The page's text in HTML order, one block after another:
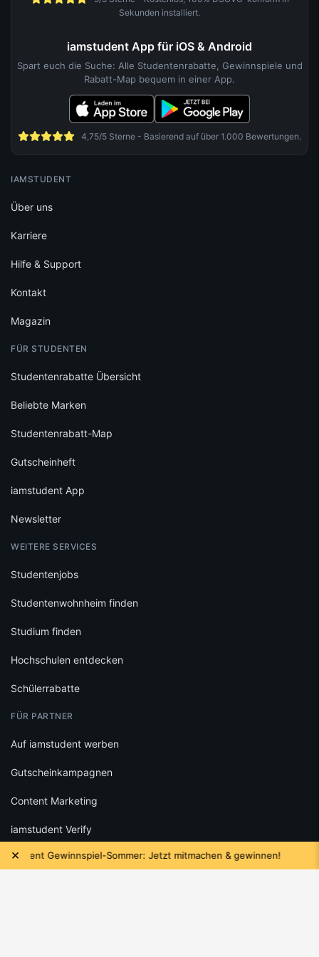
× Gewinnspiel-Sommer: Jetzt mitmachen & gewinnen!
Sekunden installiert.
iamstudent App für iOS & Android
Spart euch die Suche: Alle Studentenrabatte, Gewinnspiele und
Rabatt-Map bequem in einer App.
4,75/5 Sterne - Basierend auf über 1.000 Bewertungen.
IAMSTUDENT
Über uns
Karriere
Hilfe & Support
Kontakt
Magazin
FÜR STUDENTEN
Studentenrabatte Übersicht
Beliebte Marken
Studentenrabatt-Map
Gutscheinheft
iamstudent App
Newsletter
WEITERE SERVICES
Studentenjobs
Studentenwohnheim finden
Studium finden
Hochschulen entdecken
Schülerrabatte
FÜR PARTNER
Auf iamstudent werben
Gutscheinkampagnen
Content Marketing
iamstudent Verify